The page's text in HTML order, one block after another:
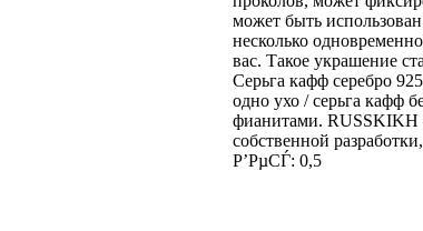
может быть
несколько
вас. Такое украшение
Серьга кафф серебро
одно ухо / серьга кафф
фианитами. RUSSKIKH
собственной
Р’РµСЃ: 0,5